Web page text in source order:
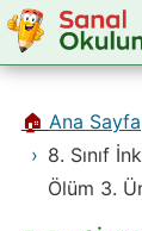
🏠 Ana Sayfa
8. Sınıf
Ölüm 3.